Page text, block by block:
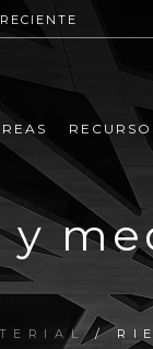
y
/